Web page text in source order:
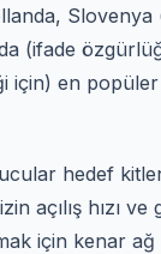
Slovenya
(ifade
için) en popüler
hedef
açılış hızı
için kenar ağ